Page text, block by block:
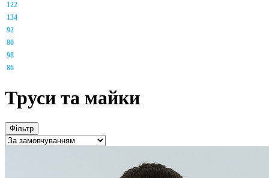
122
134
92
80
98
86
Труси та майки
Фільтр